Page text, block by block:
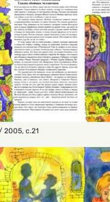
2005, с.21